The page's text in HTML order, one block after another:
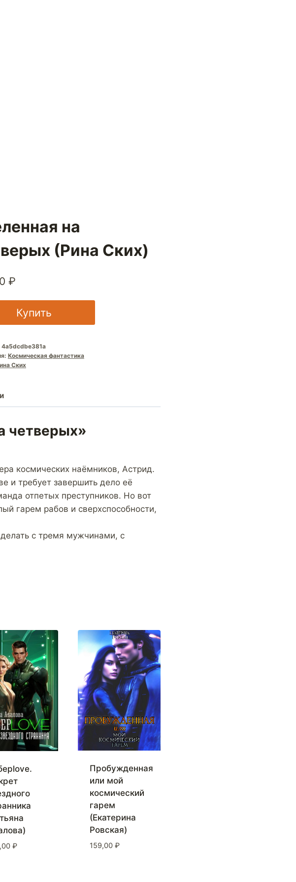
на
(Рина Ских)
₽
Купить
4a5dcdbe381a
Космическая фантастика
Ских
четверых»
космических наёмников, Астрид.
и требует завершить дело её
отпетых преступников. Но вот
гарем рабов и сверхспособности,
с тремя мужчинами, с
₽
Пробужденная
или мой
космический
гарем
(Екатерина
Ровская)
159,00 ₽